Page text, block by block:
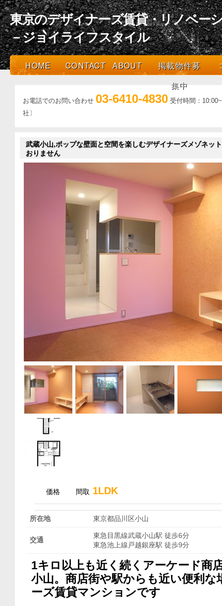
東京のデザイナーズ賃貸・リノベー
－ジョイライフスタイル
HOME CONTACT ABOUT
掲載物件募
集中
お電話でのお問い合わせ 03-6410-4830 受付時間：
社〕
武蔵小山,ポップな壁面と空間を楽しむデザイナーズメゾネッ
おりません
価格 間取 1LDK
所在地 東京都品川区小山
交通
東急目黒線武蔵小山駅 徒歩6分
東急池上線戸越銀座駅 徒歩9分
1キロ以上も近く続くアーケード商
小山。商店街や駅からも近い便利
ーズ賃貸マンションです